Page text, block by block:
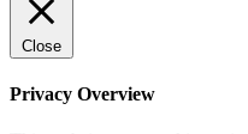
Close
Privacy Overview